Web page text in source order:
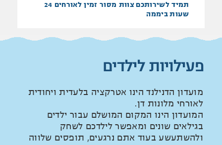
תמיד לשירותכם
צוות מסור זמין לאורחים 24
שעות ביממה
פעילויות לילדים
מועדון הדנילנד הינו אטרקציה בלעדית ויחודית
לאורחי מלונות דן.
המועדון הינו המקום המושלם עבור ילדים
בגילאים שונים ומאפשר לילדכם לשחק
ולהשתעשע בעוד אתם נרגעים, תופסים שלווה